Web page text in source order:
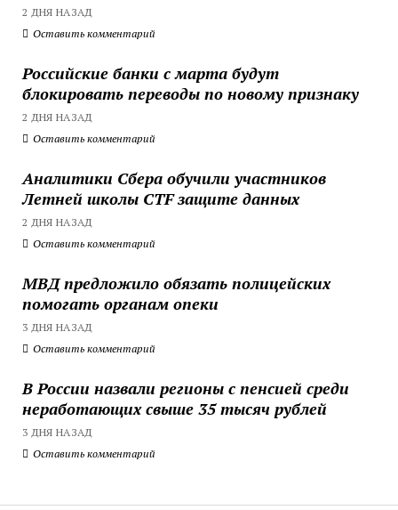
2 ДНЯ НАЗАД
Оставить комментарий
Российские банки с марта будут
блокировать переводы по новому признаку
2 ДНЯ НАЗАД
Оставить комментарий
Аналитики Сбера обучили участников
Летней школы CTF защите данных
2 ДНЯ НАЗАД
Оставить комментарий
МВД предложило обязать полицейских
помогать органам опеки
3 ДНЯ НАЗАД
Оставить комментарий
В России назвали регионы с пенсией среди
неработающих свыше 35 тысяч рублей
3 ДНЯ НАЗАД
Оставить комментарий